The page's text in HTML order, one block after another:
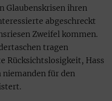
Glaubenskrisen ihren
abgeschreckt
Zweifel kommen.
tragen
Rücksichtslosigkeit, Hass
niemanden für den